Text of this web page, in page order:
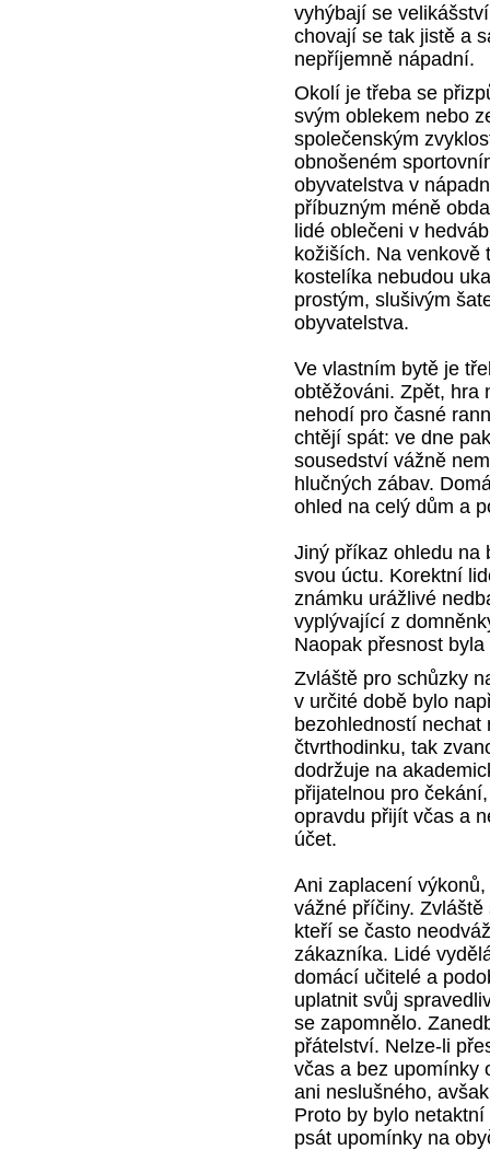
vyhýbají se
chovají se tak jistě a
nepříjemně nápadní.
Okolí je třeba se
svým oblekem nebo
společenským
obnošeném
obyvatelstva v
příbuzným méně
lidé oblečeni v
kožiších. Na venkově
kostelíka nebudou
prostým, slušivým
obyvatelstva.
Ve vlastním bytě je
obtěžováni. Zpět, hra
nehodí pro časné
chtějí spát: ve dne
sousedství vážně
hlučných zábav.
ohled na celý dům a
Jiný příkaz ohledu na
svou úctu. Korektní
známku urážlivé
vyplývající z
Naopak přesnost
Zvláště pro schůzky
v určité době bylo
bezohledností nechat
čtvrthodinku, tak
dodržuje na
přijatelnou pro
opravdu přijít včas a
účet.
Ani zaplacení
vážné příčiny.
kteří se často
zákazníka. Lidé
domácí učitelé a
uplatnit svůj
se zapomnělo.
přátelství. Nelze-li
včas a bez upomínky
ani neslušného,
Proto by bylo
psát upomínky na